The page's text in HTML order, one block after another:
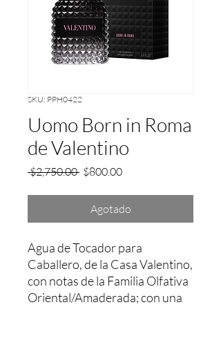
SKU: PPH0422
Uomo Born in Roma
de Valentino
$2,750.00 Precio
$800.00Precio
oferta
Agotado
Agua de Tocador para
Caballero, de la Casa Valentino,
con notas de la Familia Olfativa
Oriental/Amaderada; con una